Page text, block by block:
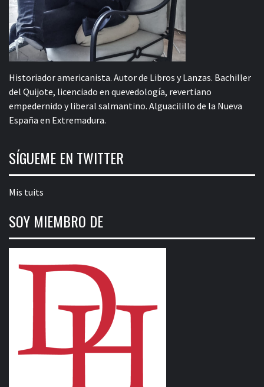
Historiador americanista. Autor de Libros y Lanzas. Bachiller
del Quijote, licenciado en quevedología, revertiano
empedernido y liberal salmantino. Alguacilillo de la Nueva
España en Extremadura.
SÍGUEME EN TWITTER
Mis tuits
SOY MIEMBRO DE